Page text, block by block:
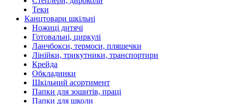
Теки
Канцтовари шкільні
Ножиці дитячі
Готовальні, циркулі
Ланчбокси, термоси, пляшечки
Лінійки, трикутники, транспортири
Крейда
Обкладинки
Шкільний асортимент
Папки для зошитів, праці
Папки для школи